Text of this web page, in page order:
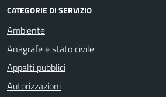
CATEGORIE DI SERVIZIO
Ambiente
Anagrafe e stato civile
Appalti pubblici
Autorizzazioni